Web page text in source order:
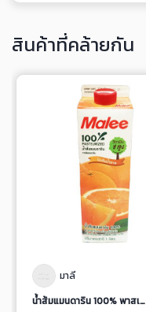
สินค้าที่คล้ายกัน
มาลี
น้ำส้มแมนดาริน 100% พาสเจอร์ไรส์ จากน้ำผลไม้เข้มข้น พร้อมเนื้อส้มและเกล็ดส้ม